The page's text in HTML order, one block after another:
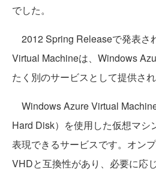
でした。
2012 Spring Releaseで発表さ
Virtual Machineは、Windows
たく別のサービスとして提供され
Windows Azure Virtual
Hard Disk）を使用した仮想マシ
表現できるサービスです。オン
VHDと互換性があり、必要に応